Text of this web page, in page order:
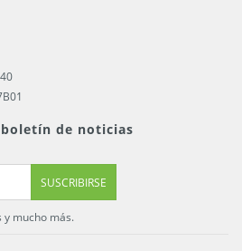
boletín de noticias
SUSCRIBIRSE
y mucho más.